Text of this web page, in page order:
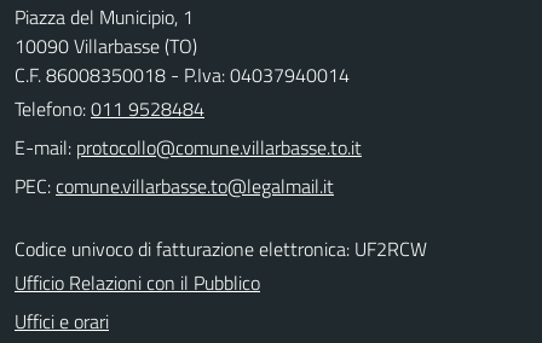
Piazza del Municipio, 1
10090 Villarbasse (TO)
C.F. 86008350018 - P.Iva: 04037940014
Telefono:011 9528484
E-mail:
PEC:
Codice univoco di fatturazione elettronica: UF2RCW
Ufficio Relazioni con il Pubblico
Uffici e orari